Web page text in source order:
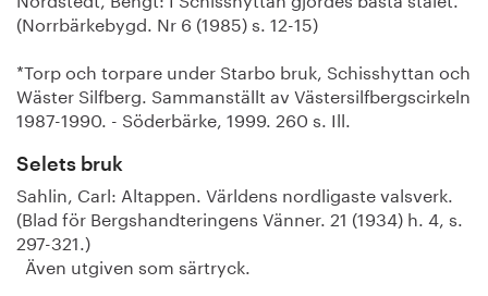
(Norrbärkebygd. Nr 6 (1985) s. 12-15)
*Torp och torpare under Starbo bruk, Schisshyttan och
Wäster Silfberg. Sammanställt av Västersilfbergscirkeln
1987-1990. - Söderbärke, 1999. 260 s. Ill.
Selets bruk
Sahlin, Carl: Altappen. Världens nordligaste valsverk.
(Blad för Bergshandteringens Vänner. 21 (1934) h. 4, s.
297-321.)
Även utgiven som särtryck.